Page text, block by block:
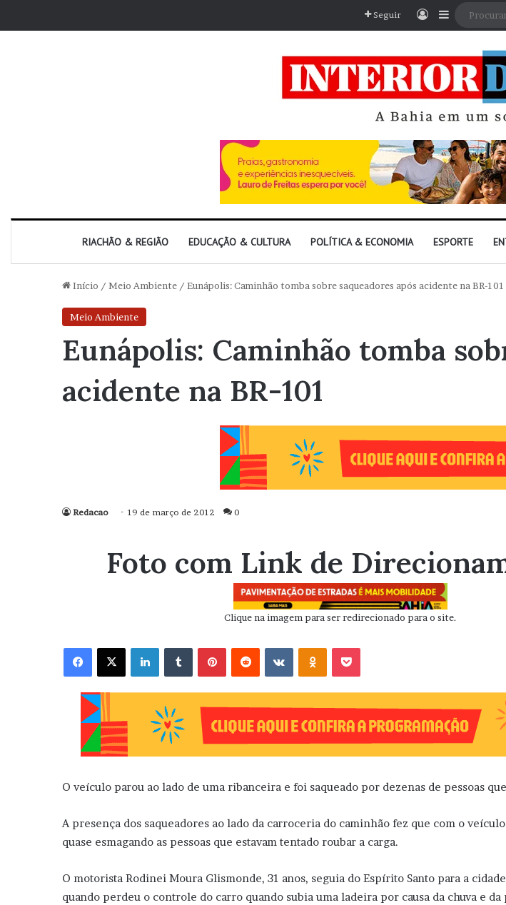
Seguir EntrarBarra
RIACHÃO & REGIÃO EDUCAÇÃO & CULTURA POLÍTICA & ECONOMIA ESPORTE
Início / Meio Ambiente / Eunápolis: Caminhão tomba sobre saqueadores após acidente na BR-101
Meio Ambiente
Eunápolis: Caminhão tomba
acidente na BR-101
Redacao 19 de março de 2012 0
Foto com Link de
Clique na imagem para ser redirecionado para o site.
Facebook X Linkedin VK OK
O veículo parou ao lado de uma ribanceira e foi saqueado por dezenas de pessoas
A presença dos saqueadores ao lado da carroceria do caminhão fez que com o
quase esmagando as pessoas que estavam tentado roubar a carga.
O motorista Rodinei Moura Glismonde, 31 anos, seguia do Espírito Santo para a
quando perdeu o controle do carro quando subia uma ladeira por causa da chuva e da